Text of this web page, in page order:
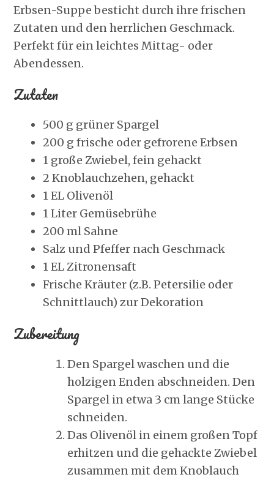
Erbsen-Suppe besticht durch ihre frischen
Zutaten und den herrlichen Geschmack.
Perfekt für ein leichtes Mittag- oder
Abendessen.
Zutaten
500 g grüner Spargel
200 g frische oder gefrorene Erbsen
1 große Zwiebel, fein gehackt
2 Knoblauchzehen, gehackt
1 EL Olivenöl
1 Liter Gemüsebrühe
200 ml Sahne
Salz und Pfeffer nach Geschmack
1 EL Zitronensaft
Frische Kräuter (z.B. Petersilie oder
Schnittlauch) zur Dekoration
Zubereitung
Den Spargel waschen und die
holzigen Enden abschneiden. Den
Spargel in etwa 3 cm lange Stücke
schneiden.
Das Olivenöl in einem großen Topf
erhitzen und die gehackte Zwiebel
zusammen mit dem Knoblauch